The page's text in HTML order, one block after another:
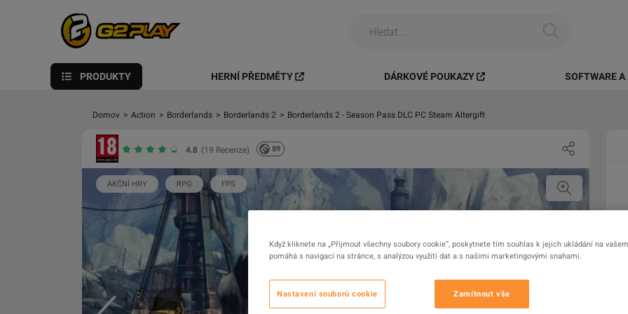
PRODUKTY HERNÍ PŘEDMĚTY DÁRKOVÉ POUKAZY SOFTWARE
Domov > Action > Borderlands > Borderlands 2 > Borderlands 2 - Season Pass DLC PC Steam Altergift
4.8 (19 Recenze) 89
AKČNÍ HRY RPG FPS
Když kliknete na „Přijmout všechny soubory cookie“, poskytnete tím souhlas k jejich ukládání na
pomáhá s navigací na stránce, s analýzou využití dat a s našimi marketingovými snahami.
Nastavení souborů cookie Zamítnout vše